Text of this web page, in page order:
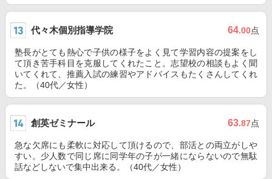
代々木個別指導学院 64.00点
塾長がとても熱心で子供の様子をよく見て学習内容の提案をし
て頂き苦手科目を克服してくれたこと。志望校の相談もよく聞
いてくれて、推薦入試の練習やアドバイスもたくさんしてくれ
た。（40代／女性）
創英ゼミナール 63.87点
急な欠席にも柔軟に対応して頂けるので、部活との両立がしや
すい。少人数で同じ席に同学年の子が一緒にならないので無駄
話などしないで集中出来る。（40代／女性）